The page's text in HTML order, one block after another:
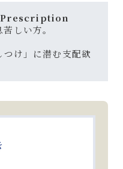
しい方。
つけ」に潜む支配欲